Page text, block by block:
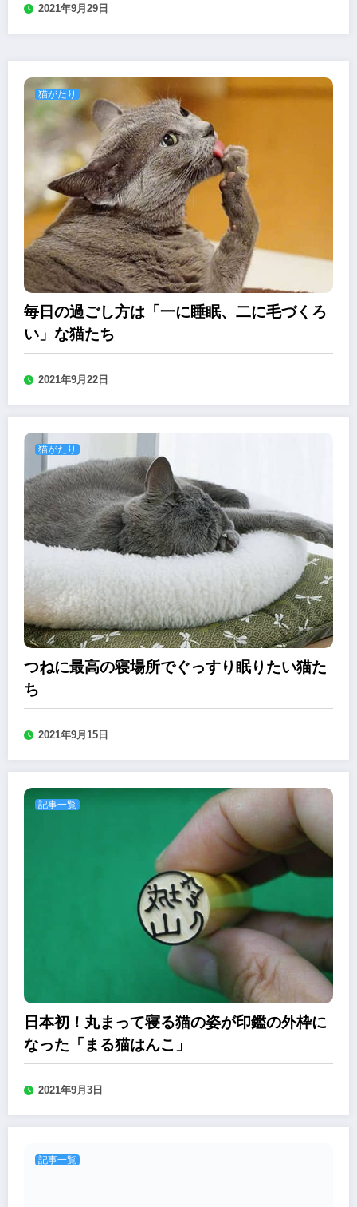
2021年9月29日
猫がたり
毎日の過ごし方は「一に睡眠、二に毛づくろ
い」な猫たち
2021年9月22日
猫がたり
つねに最高の寝場所でぐっすり眠りたい猫た
ち
2021年9月15日
記事一覧
日本初！丸まって寝る猫の姿が印鑑の外枠に
なった「まる猫はんこ」
2021年9月3日
記事一覧